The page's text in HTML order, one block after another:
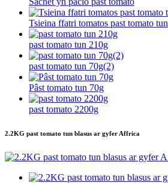
Tsieina ffatri tomatos past tomato tun
past tomato tun 210g
past tomato tun 70g(2)
Pâst tomato tun 70g
past tomato 2200g
2.2KG past tomato tun blasus ar gyfer Affrica